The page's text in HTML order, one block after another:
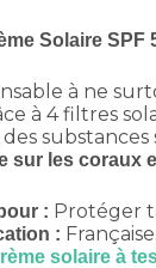
Solaire
à ne
à 4 filtres
des
sur les coraux
: Protéger
: Française.
solaire à